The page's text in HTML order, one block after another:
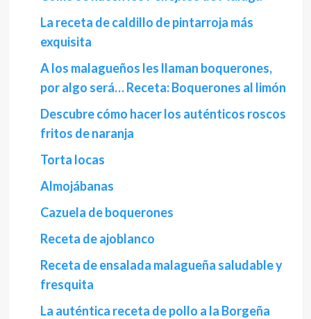
La receta de caldillo de pintarroja más
exquisita
A los malagueños les llaman boquerones,
por algo será… Receta: Boquerones al limón
Descubre cómo hacer los auténticos roscos
fritos de naranja
Torta locas
Almojábanas
Cazuela de boquerones
Receta de ajoblanco
Receta de ensalada malagueña saludable y
fresquita
La auténtica receta de pollo a la Borgeña